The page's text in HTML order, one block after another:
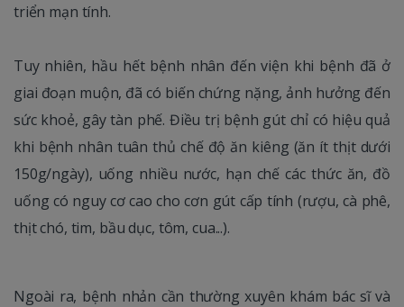
triển mạn tính.
Tuy nhiên, hầu hết bệnh nhân đến viện khi bệnh đã ở
giai đoạn muộn, đã có biến chứng nặng, ảnh hưởng đến
sức khoẻ, gây tàn phế. Điều trị bệnh gút chỉ có hiệu quả
khi bệnh nhân tuân thủ chế độ ăn kiêng (ăn ít thịt dưới
150g/ngày), uống nhiều nước, hạn chế các thức ăn, đồ
uống có nguy cơ cao cho cơn gút cấp tính (rượu, cà phê,
thịt chó, tim, bầu dục, tôm, cua...).
Ngoài ra, bệnh nhản cần thường xuyên khám bác sĩ và